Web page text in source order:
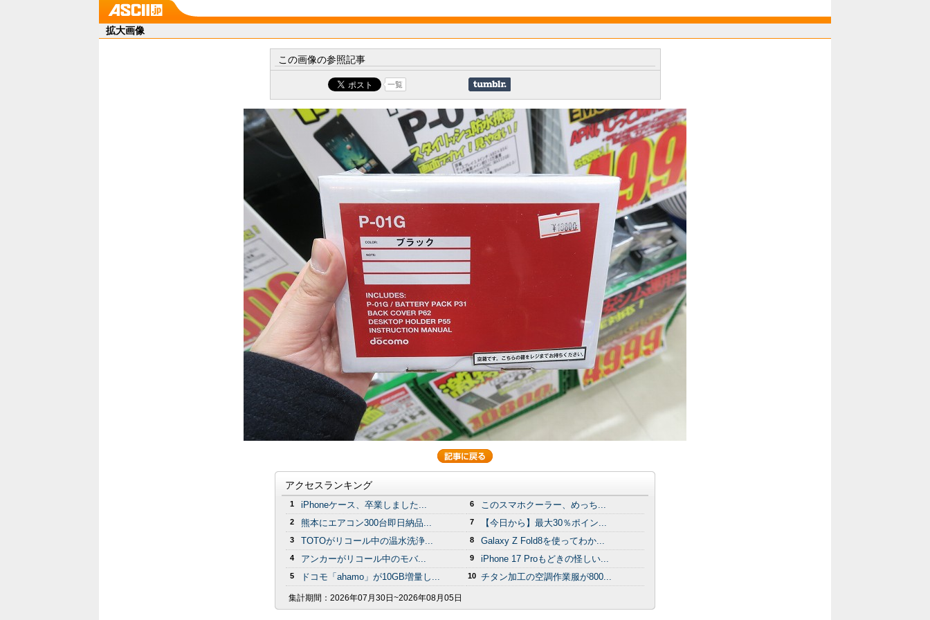
拡大画像
この画像の参照記事
一覧
アクセスランキング
1 iPhoneケース、卒業しました...
2 熊本にエアコン300台即日納品...
3 TOTOがリコール中の温水洗浄...
4 アンカーがリコール中のモバ...
5 ドコモ「ahamo」が10GB増量し...
6 このスマホクーラー、めっち...
7 【今日から】最大30％ポイン...
8 Galaxy Z Fold8を使ってわか...
9 iPhone 17 Proもどきの怪しい...
10 チタン加工の空調作業服が800...
集計期間： 2026年07月30日~2026年08月05日